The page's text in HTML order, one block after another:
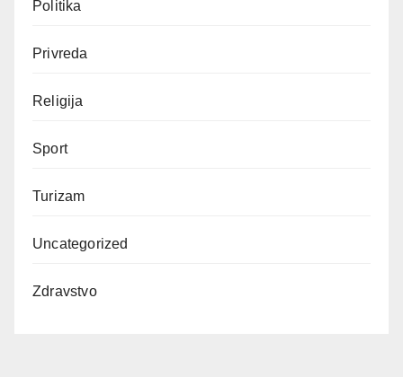
Politika
Privreda
Religija
Sport
Turizam
Uncategorized
Zdravstvo